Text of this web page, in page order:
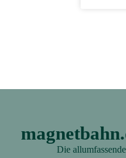
Die